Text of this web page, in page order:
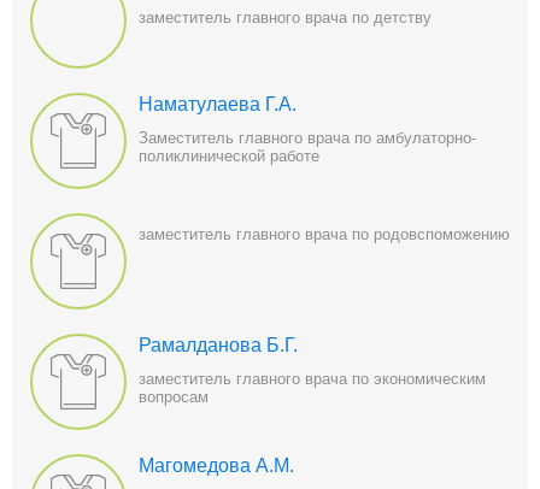
заместитель главного врача по детству
Наматулаева Г.А.
Заместитель главного врача по амбулаторно-
поликлинической работе
заместитель главного врача по родовспоможению
Рамалданова Б.Г.
заместитель главного врача по экономическим
вопросам
Магомедова А.М.